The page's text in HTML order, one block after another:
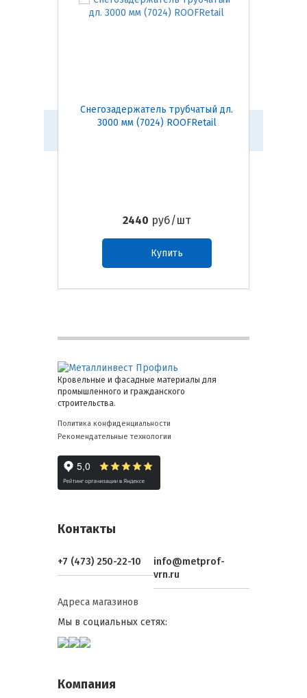
Снегозадержатель трубчатый дл.
3000 мм (7024) ROOFRetail
2440 руб/шт
Купить
Кровельные и фасадные материалы для
промышленного и гражданского
строительства.
Политика конфиденциальности
Рекомендательные технологии
Контакты
+7 (473) 250-22-10
info@metprof-
vrn.ru
Адреса магазинов
Мы в социальных сетях:
Компания